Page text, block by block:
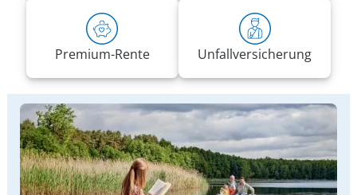
Premium-Rente Unfall­versicherung